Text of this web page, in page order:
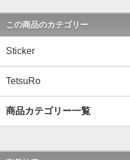
この商品のカテゴリー
Sticker
TetsuRo
商品カテゴリー一覧